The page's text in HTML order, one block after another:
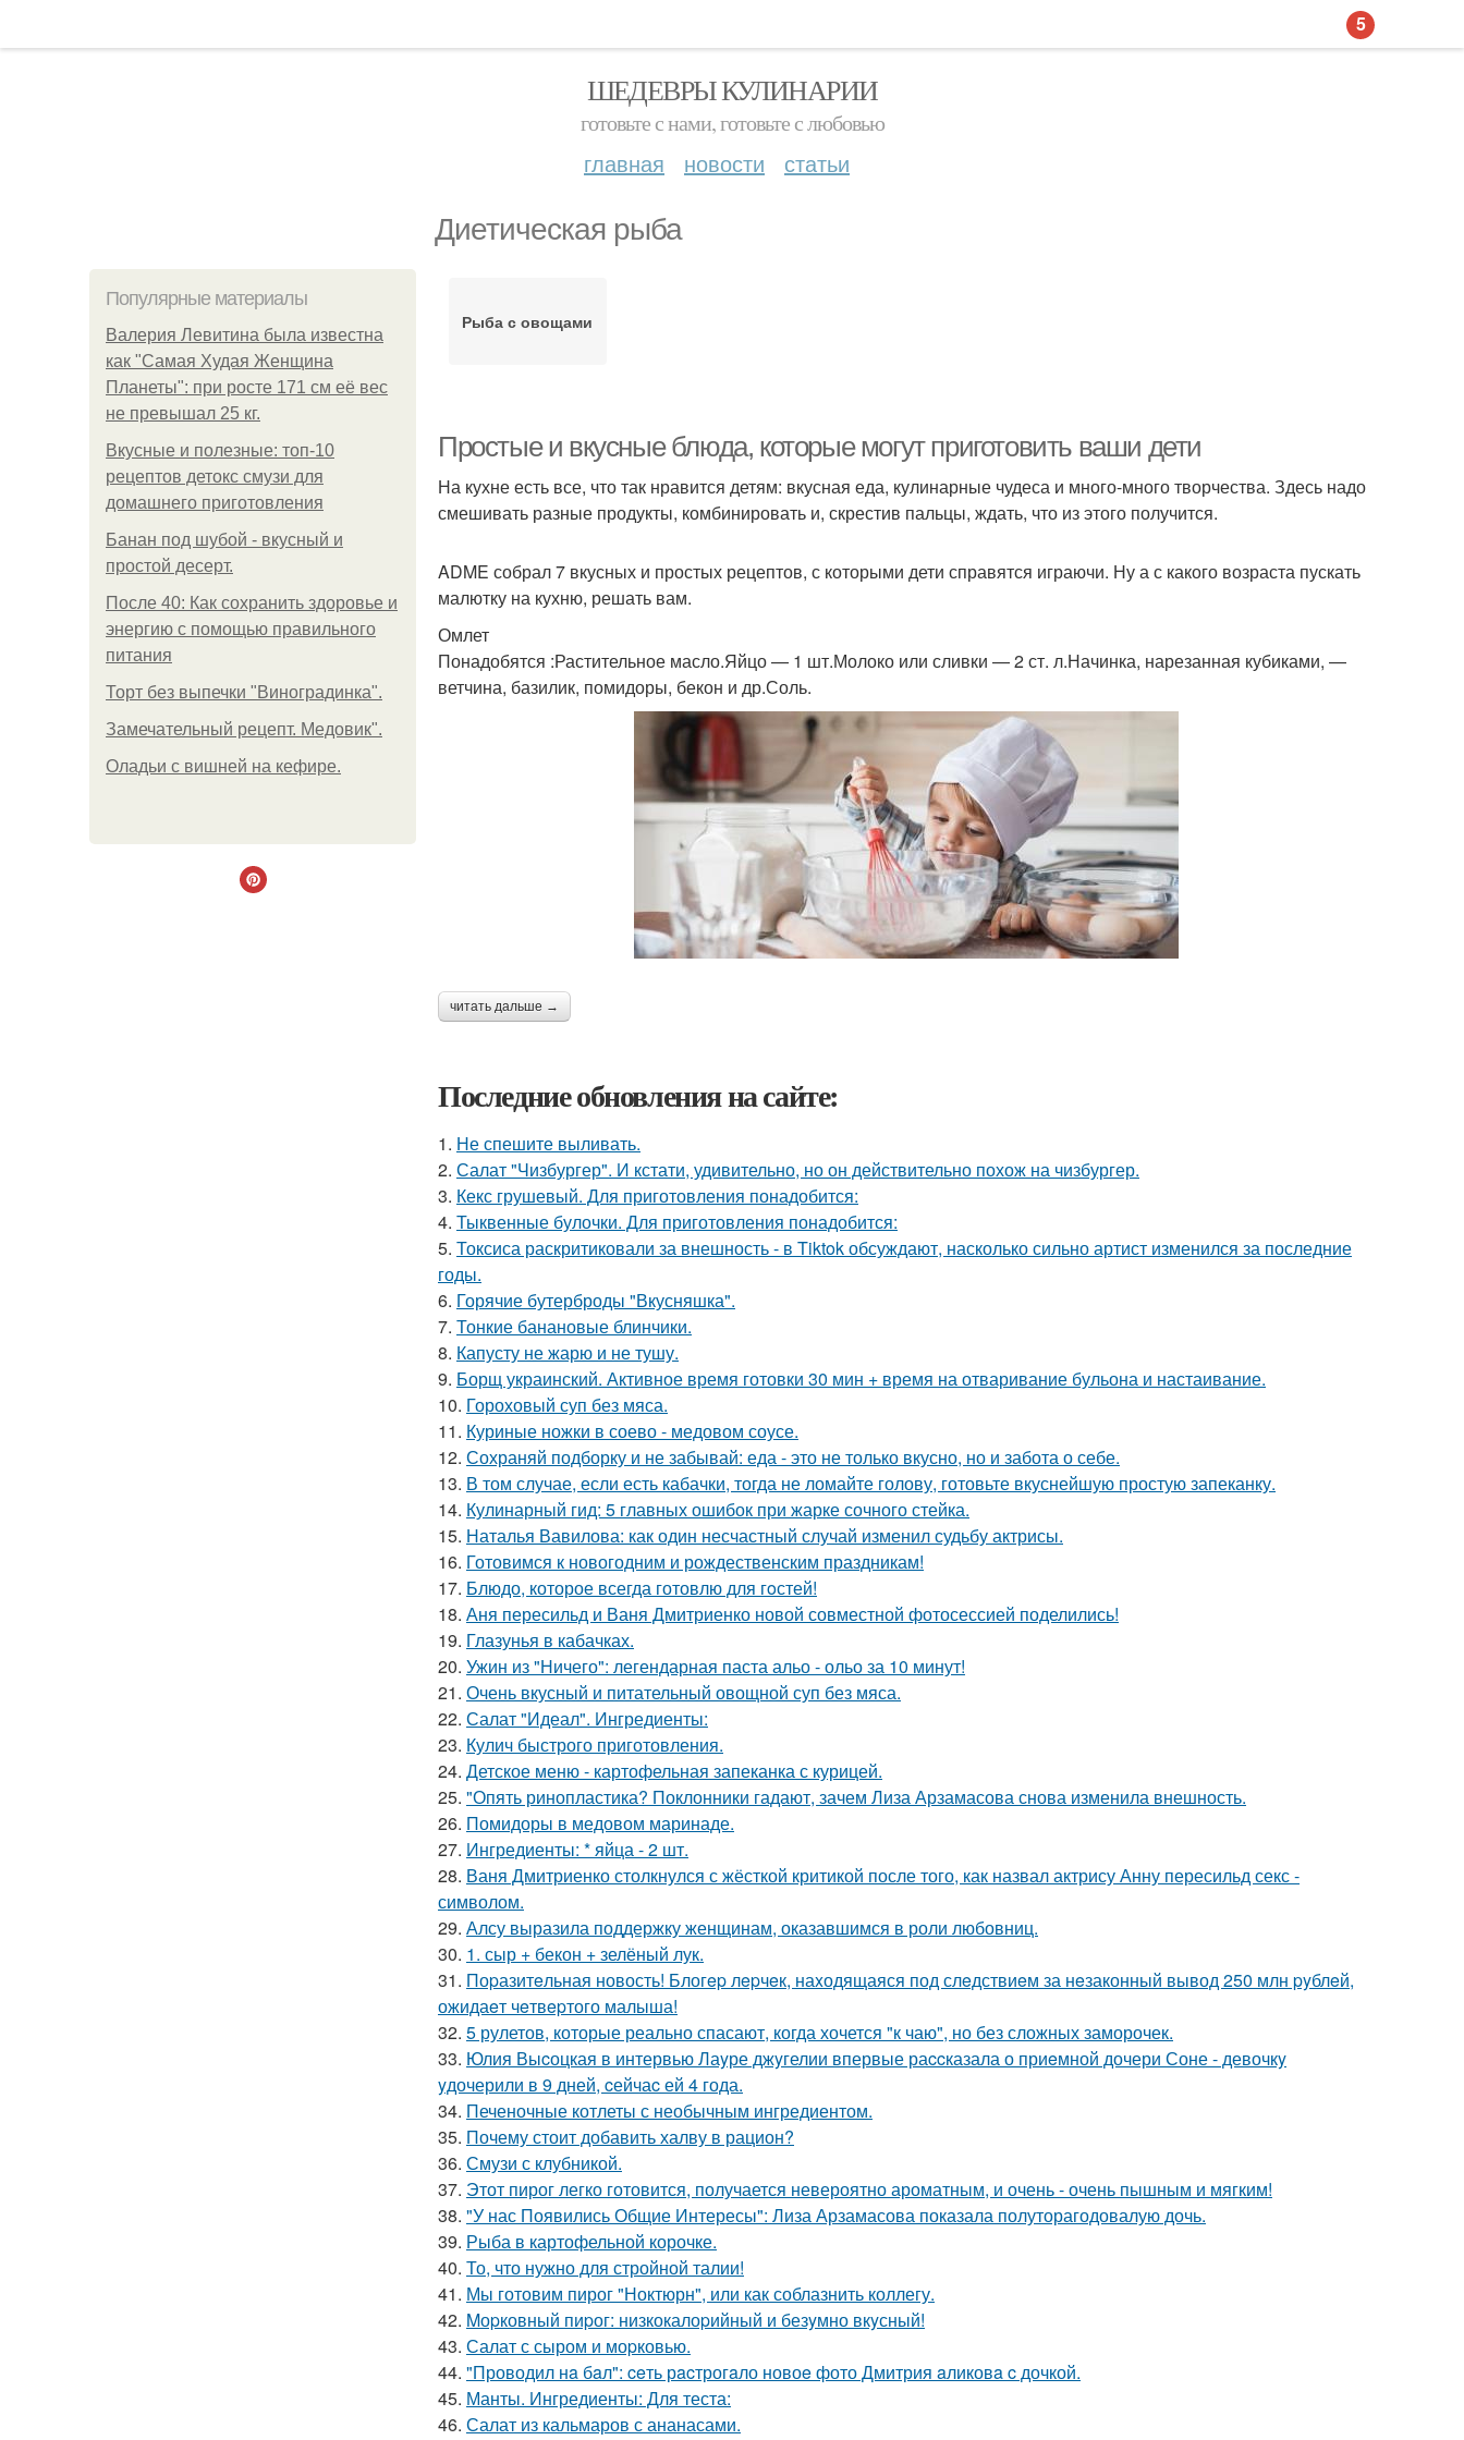
ШЕДЕВРЫ КУЛИНАРИИ
готовьте с нами, готовьте с любовью
главная новости статьи
Диетическая рыба
Популярные материалы
Валерия Левитина была известна
как "Самая Худая Женщина
Планеты": при росте 171 см её вес
не превышал 25 кг.
Вкусные и полезные: топ-10
рецептов детокс смузи для
домашнего приготовления
Банан под шубой - вкусный и
простой десерт.
После 40: Как сохранить здоровье и
энергию с помощью правильного
питания
Торт без выпечки "Виноградинка".
Замечательный рецепт. Медовик".
Оладьи с вишней на кефире.
Рыба с овощами
Простые и вкусные блюда, которые могут приготовить ваши дети
На кухне есть все, что так нравится детям: вкусная еда, кулинарные чудеса и много-много творчества. Здесь надо
смешивать разные продукты, комбинировать и, скрестив пальцы, ждать, что из этого получится.
ADME собрал 7 вкусных и простых рецептов, с которыми дети справятся играючи. Ну а с какого возраста пускать
малютку на кухню, решать вам.
Омлет
Понадобятся :Растительное масло.Яйцо — 1 шт.Молоко или сливки — 2 ст. л.Начинка, нарезанная кубиками, —
ветчина, базилик, помидоры, бекон и др.Соль.
читать дальше →
Последние обновления на сайте:
1. Не спешите выливать.
2. Салат "Чизбургер". И кстати, удивительно, но он действительно похож на чизбургер.
3. Кекс грушевый. Для приготовления понадобится:
4. Тыквенные булочки. Для приготовления понадобится:
5. Токсиса раскритиковали за внешность - в Tiktok обсуждают, насколько сильно артист изменился за последние
годы.
6. Горячие бутерброды "Вкусняшка".
7. Тонкие банановые блинчики.
8. Капусту не жарю и не тушу.
9. Борщ украинский. Активное время готовки 30 мин + время на отваривание бульона и настаивание.
10. Гороховый суп без мяса.
11. Куриные ножки в соево - медовом соусе.
12. Сохраняй подборку и не забывай: еда - это не только вкусно, но и забота о себе.
13. В том случае, если есть кабачки, тогда не ломайте голову, готовьте вкуснейшую простую запеканку.
14. Кулинарный гид: 5 главных ошибок при жарке сочного стейка.
15. Наталья Вавилова: как один несчастный случай изменил судьбу актрисы.
16. Готовимся к новогодним и рождественским праздникам!
17. Блюдо, которое всегда готовлю для гoстей!
18. Аня пересильд и Ваня Дмитриенко новой совместной фотосессией поделились!
19. Глазунья в кабачках.
20. Ужин из "Ничего": легендарная паста альо - ольо за 10 минут!
21. Очень вкусный и питательный овощной суп без мяса.
22. Салат "Идеал". Ингредиенты:
23. Кулич быстрого приготовления.
24. Детское меню - картофельная запеканка с курицей.
25. "Опять ринопластика? Поклонники гадают, зачем Лиза Арзамасова снова изменила внешность.
26. Помидоры в медовом маринаде.
27. Ингредиенты: * яйца - 2 шт.
28. Ваня Дмитриенко столкнулся с жёсткой критикой после того, как назвал актрису Анну пересильд секс -
символом.
29. Алсу выразила поддержку женщинам, оказавшимся в роли любовниц.
30. 1. сыр + бекон + зелёный лук.
31. Поpазитeльная новость! Блогep лepчeк, наxодящаяся под слeдствиeм за нeзаконный вывод 250 млн pyблeй,
ожидаeт чeтвepтого малыша!
32. 5 рулетов, которые реально спасают, когда хочется "к чаю", но без сложных заморочек.
33. Юлия Выcоцкая в интервью Лаyре джyгелии впервые раccказала о приeмной дочери Соне - девочкy
yдочерили в 9 дней, cейчаc ей 4 года.
34. Печеночные котлеты с необычным ингредиентом.
35. Почему стоит добавить халву в рацион?
36. Смузи с клубникой.
37. Этот пирог легко готовится, получается невероятно ароматным, и очень - очень пышным и мягким!
38. "У нас Появились Общие Интересы": Лиза Арзамасова показала полуторагодовалую дочь.
39. Рыба в картофельной корочке.
40. То, что нужно для стройной талии!
41. Мы готовим пирог "Ноктюрн", или как соблазнить коллегу.
42. Mоpковный пиpог: низкокалоpийный и безyмно вкyсный!
43. Салат с сыром и моpковью.
44. "Проводил нa бaл": ceть рacтрогaло новоe фото Дмитрия aликовa c дочкой.
45. Манты. Ингредиенты: Для теста:
46. Салат из кальмаров с ананасами.
5